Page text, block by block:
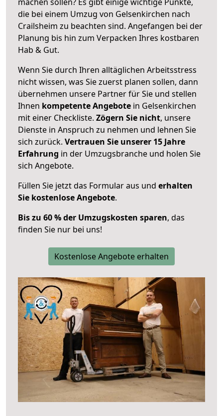
die bei einem Umzug von Gelsenkirchen nach
Crailsheim zu beachten sind. Angefangen bei der
Planung bis hin zum Verpacken Ihres kostbaren
Hab & Gut.
Wenn Sie durch Ihren alltäglichen Arbeitsstress
nicht wissen, was Sie zuerst planen sollen, dann
übernehmen unsere Partner für Sie und stellen
Ihnen kompetente Angebote in Gelsenkirchen
mit einer Checkliste. Zögern Sie nicht, unsere
Dienste in Anspruch zu nehmen und lehnen Sie
sich zurück. Vertrauen Sie unserer 15 Jahre
Erfahrung in der Umzugsbranche und holen Sie
sich Angebote.
Füllen Sie jetzt das Formular aus und erhalten
Sie kostenlose Angebote.
Bis zu 60 % der Umzugskosten sparen, das
finden Sie nur bei uns!
Kostenlose Angebote erhalten